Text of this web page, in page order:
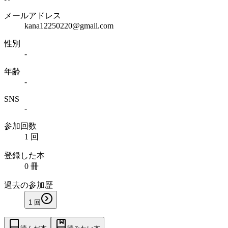
メールアドレス
kana12250220@gmail.com
性別
-
年齢
-
SNS
-
参加回数
1 回
登録した本
0 冊
過去の参加歴
1 回